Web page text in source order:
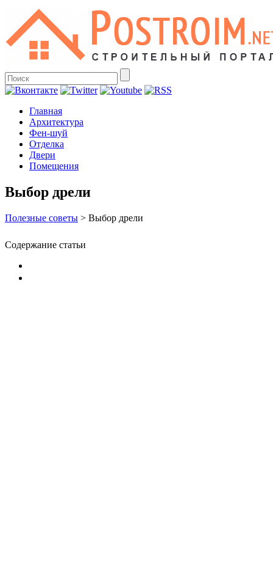
Главная
Архитектура
Фен-шуй
Отделка
Двери
Помещения
Выбор дрели
Полезные советы > Выбор дрели
Содержание статьи